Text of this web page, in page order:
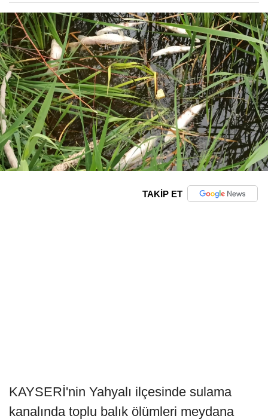
TAKİP ET
KAYSERİ'nin Yahyalı ilçesinde sulama
kanalında toplu balık ölümleri meydana